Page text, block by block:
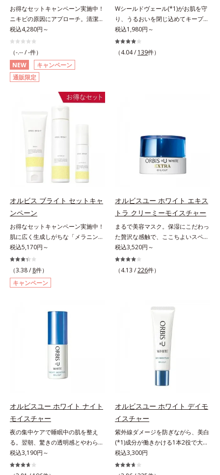
します。 * 糖化する前の古くなった
角層をふき取り、やわらかい肌を保
つこと。
技術によって、高い浸透力(*2)と安
定性を実現。毛穴の目立ちをしっか
りケア(*3)して、ゆらぎやすいニキ
ビ肌を、みずみずしい清潔な垢抜け
肌(*4)へと導きます。たっぷりの保
洗浄による汚れの除去*5 すべての
方に皮膚刺激がおきないというわけ
ではありません※敏感肌対象パッチ
テスト済（すべての人に皮膚刺激が
おきないというわけではありませ
お得なセットキャンペーン実施中！
ニキビの原因にアプローチ。清潔な
垢抜け肌(*1)へ。「ニキビをくり返
してしまう」「毛穴目立ち(*2)が気
になる」「マスク生活であごや口ま
わりのニキビが気になる」というお
悩みに。くり返しニキビの根本原因
「肌のバリア機能の低下」と、肌悩
み「毛穴の目立ち」の両方にWでア
プローチする、薬用ニキビ対策スキ
物由来成分とコラーゲンが肌をいた
わりながらうるおいを与え、バリア
機能を維持。ニキビができにくい肌
を目指します。さらにビタミンC誘
導体(*3)と5種の整肌成分(*4)から成
る「ナノVCショットカプセル(*5)」
を配合。カプセルが浸透(*6)してか
て、高い浸透力(*6)と安定性を実
現。毛穴の目立ちをしっかりケア
(*7)して、ゆらぎやすいニキビ肌
を、みずみずしい清潔な垢抜け肌
(*1)へと導きます。たっぷりの保湿
成分で低刺激。敏感肌の方にもお使
いいただけます(*8)。L＝さっぱり
タイプ（ニキビのできやすい肌・超
脂性肌～普通肌）M＝しっとりタイ
＝整肌成分*4 天然ビタミンE、イノ
シット、フィチン酸、ユズセラミ
ド、スフィンゴ糖脂質*5 テトラ2-
ヘキシルデカン酸アスコルビル、天
然ビタミンE、イノシット、フィチ
肌成分*6 角層まで*7 うるおいによ
りキメを整えて毛穴を目立たなくす
る*8 すべての方に皮膚刺激がおき
ないというわけではありません※敏
感肌対象パッチテスト済（すべての
人に皮膚刺激がおきないというわけ
ではありません）※弱酸性（ローシ
税込4,280円～
（-.-- / -件）
NEW
キャンペーン
通販限定
Wシールドヴェール(*1)がお肌を守
り、うるおいを閉じ込めてキープす
る美白(*2)保湿液。業界初(*3)知見
「メラニンの第三のルート」である
「横のひろがり」に着目して、全方
わかりました。そこでオルビス ブ
ライト シリーズは「メラニンにじ
み」に着目して「高圧処理ビタミン
C(*8)」を採用。肌奥(*6)まで浸透
オルビス独自成分の「ブライトVC
コンプレックス(*9)」が、透明感を
阻害する原因(*10)にアプローチし
ます。さらに肌表面のなめらかさや
みずみずしさをサポートするため
に、肌荒れ防止有効成分と速効性と
持続性、2種の保湿成分も配合し、
明肌を叶えます。L＝さっぱりタイ
プ（脂性肌～普通肌）M＝しっとり
タイプ（普通肌～乾性肌）*1 γ－グ
ルタミン酸ポリペプチド、２－メタ
クリロイルオキシエチルホスホリル
コリン・メタクリル酸ブチル共重合
体液*2 メラニンの生成を抑え、シ
ミ・ソバカスを防ぐ*3 日本化粧品
53回大会で2010年10月に初めて発
表したこと*4 うるおいにより透明
感のある肌*5 うるおいによる*6 メ
ラノサイトまで*7 シミ・ソバカス
が肌表面にあらわれること*8 L-ア
スコルビン酸 2-グルコシド*9 L-ア
スコルビン酸 2-グルコシド、パウダ
税込1,980円～
（4.04 / 139件）
オルビス ブライト セットキャ
ンペーン
お得なセットキャンペーン実施中！
肌に広く生成しがちな「メラニンに
じみ(*1)」の原因をブロック(*2)！
澄み渡る輝き透明肌(*3)へ。業界初
(*4)知見「メラニンの第三のルー
ト」である「横のひろがり」に着目
して、全方位から透明肌を目指すブ
す。受けてしまった紫外線ダメージ
ソバカスという「点」だけでなく、
透明感のなさなどの「面」での透明
感を阻害する原因を引き起こしてい
ることがわかりました。そこでオル
ビス ブライト シリーズは「メラニ
タミンC(*7)」を採用。肌奥(*6)まで
浸透し、シミやソバカスの原因とな
るメラニンの生成を食い止めます。
またオルビス独自成分の「ブライト
VCコンプレックス(*8)」が、透明感
を阻害する原因(*9)にアプローチし
ます。さらに肌表面のなめらかさや
税込5,170円～
（3.38 / 8件）
キャンペーン
オルビスユー ホワイト エキス
トラ クリーミーモイスチャー
まるで美容マスク。保湿にこだわっ
た贅沢な感触で、ここちよいスペシ
ャルケアを。若々しく透明感のある
美肌を構成する要素と、年齢肌(*1)
のメラニン生成にアプローチして、
上げを図ります。さらに、シミと年
齢の関係に着目。点在するシミだけ
でなく、メラニンが蓄積しがちな年
齢肌の“メラニンメタボ(*2)”にアプ
ローチして、澄みわたる美肌を目指
します。*1 年齢を重ねた肌*2 メラ
ニンが過剰に生成する状態*3 メラ
ニンの生成を抑え、シミ・ソバカス
税込3,520円～
（4.13 /226件）
オルビスユー ホワイト ナイト
モイスチャー
夜の集中ケアで睡眠中の肌を整え
る。翌朝、驚きの透明感とやわらか
さを感じて。若々しく透明感のある
美肌を構成する要素と、年齢肌(*1)
のメラニン生成にアプローチして、
税込3,190円～
オルビスユー ホワイト デイモ
イスチャー
紫外線ダメージを防ぎながら、美白
(*1)成分が働きかける1本2役で大人
の肌を守りぬく。若々しく透明感の
ある美肌を構成する要素と、年齢肌
(*2)のメラニン生成にアプローチし
税込3,300円